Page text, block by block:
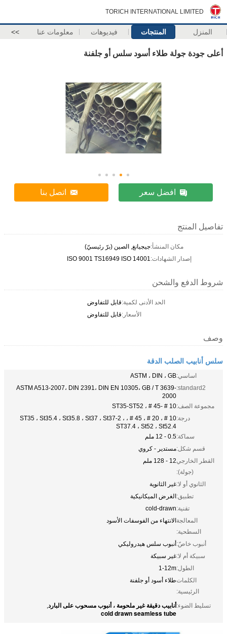
TORICH INTERNATIONAL LIMITED
المنزل المنتجات فيديوهات معلومات عنا >>
أعلى جودة جولة طلاء أسود سلس أو جلفنة
افضل سعر اتصل بنا
تفاصيل المنتج
مكان المنشأ:جيجيانغ, الصين (برّ رئيسيّ)
إصدار الشهادات:ISO 9001 TS16949 ISO 14001
شروط الدفع والشحن
الحد الأدنى لكمية:قابل للتفاوض
الأسعار:قابل للتفاوض
وصف
سلس أنابيب الصلب الدقة
اساسي:ASTM ، DIN ، GB
standard2: ASTM A513-2007، DIN 2391، DIN EN 10305، GB / T 3639-
2000
مجموعة الصف:10 # -45 # ، ST35-ST52
درجة:
10 # ، 20 # ، 45 # ، ST35 ، St35.4 ، St35.8 ، St37 ، St37-2 ،
ST37.4 ، St52 ، St52.4
سماكة:0.5 - 12 ملم
قسم شكل:مستدير - كروي
القطر الخارجي
(جولة):
12 - 128 ملم
الثانوي أو لا:غير الثانوية
تطبيق:الغرض الميكانيكية
تقنية:cold-drawn
المعالجة
السطحية:
الانتهاء من الفوسفات الأسود
أنبوب خاصّ:أنبوب سلس هيدروليكي
سبيكة أم لا:غير سبيكة
الطول:1-12m
الكلمات
الرئيسية:
طلاء أسود أو جلفنة
تسليط الضوء:أنابيب دقيقة غير ملحومة ، أنبوب مسحوب على البارد,
cold drawn seamless tube